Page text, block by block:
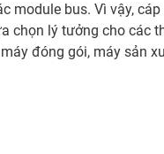
module bus. Vì vậy, cáp
chọn lý tưởng cho các
đóng gói, máy sản